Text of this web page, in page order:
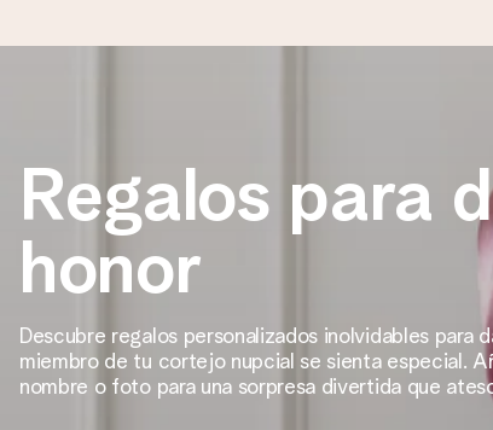
Preparamos tu regalo con cuidado y lo enviamos al
4,5 (basado en +15.000 opiniones)
Nuestros regalos inspiran. Los clientes nos dan un 4,5
Regalos para
honor
Descubre regalos personalizados inolvidables para
miembro de tu cortejo nupcial se sienta especial.
nombre o foto para una sorpresa divertida que